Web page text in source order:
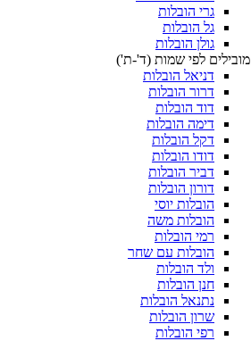
גרי הובלות
גל הובלות
גולן הובלות
מובילים לפי שמות (ד'-ת')
דניאל הובלות
דרור הובלות
דוד הובלות
דימה הובלות
דקל הובלות
דודו הובלות
דביר הובלות
דורון הובלות
הובלות יוסי
הובלות משה
רמי הובלות
הובלות עם שחר
ולד הובלות
חנן הובלות
נתנאל הובלות
שרון הובלות
רפי הובלות